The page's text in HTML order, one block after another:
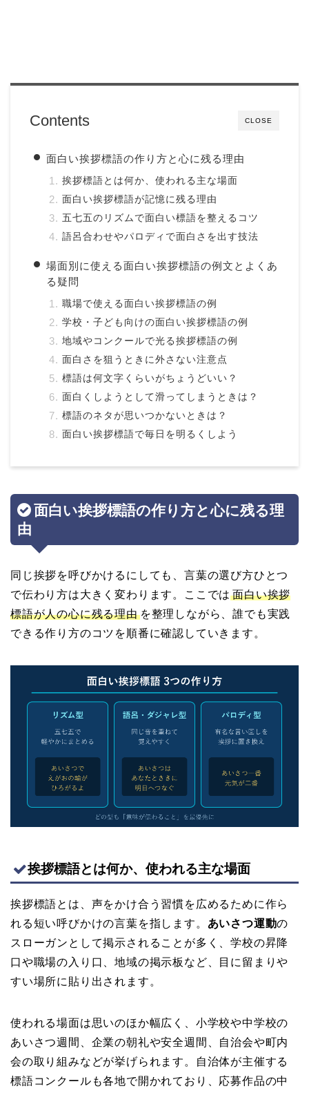
CLOSE
Contents
面白い挨拶標語の作り方と心に残る理由
挨拶標語とは何か、使われる主な場面
面白い挨拶標語が記憶に残る理由
五七五のリズムで面白い標語を整えるコツ
語呂合わせやパロディで面白さを出す技法
場面別に使える面白い挨拶標語の例文とよくあ
る疑問
職場で使える面白い挨拶標語の例
学校・子ども向けの面白い挨拶標語の例
地域やコンクールで光る挨拶標語の例
面白さを狙うときに外さない注意点
標語は何文字くらいがちょうどいい？
面白くしようとして滑ってしまうときは？
標語のネタが思いつかないときは？
面白い挨拶標語で毎日を明るくしよう
面白い挨拶標語の作り方と心に残る理
由
同じ挨拶を呼びかけるにしても、言葉の選び方ひとつ
で伝わり方は大きく変わります。ここでは面白い挨拶
標語が人の心に残る理由を整理しながら、誰でも実践
できる作り方のコツを順番に確認していきます。
挨拶標語とは何か、使われる主な場面
挨拶標語とは、声をかけ合う習慣を広めるために作ら
れる短い呼びかけの言葉を指します。 あいさつ運動の
スローガンとして掲示されることが多く、学校の昇降
口や職場の入り口、地域の掲示板など、目に留まりや
すい場所に貼り出されます。
使われる場面は思いのほか幅広く、小学校や中学校の
あいさつ週間、企業の朝礼や安全週間、自治会や町内
会の取り組みなどが挙げられます。自治体が主催する
標語コンクールも各地で開かれており、応募作品の中